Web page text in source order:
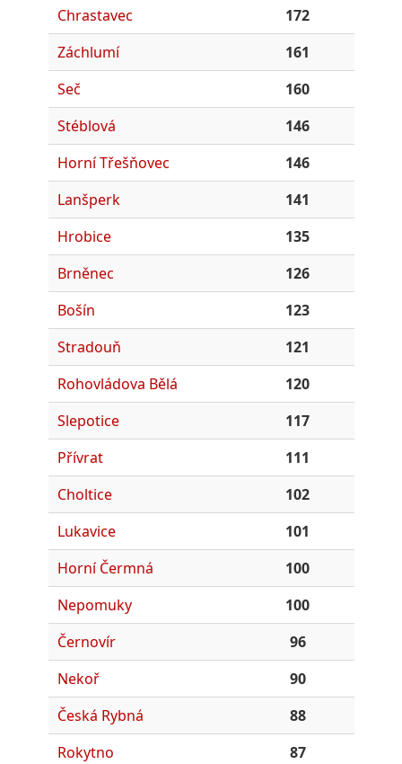
Chrastavec
172
Záchlumí
161
Seč
160
Stéblová
146
Horní Třešňovec
146
Lanšperk
141
Hrobice
135
Brněnec
126
Bošín
123
Stradouň
121
Rohovládova Bělá
120
Slepotice
117
Přívrat
111
Choltice
102
Lukavice
101
Horní Čermná
100
Nepomuky
100
Černovír
96
Nekoř
90
Česká Rybná
88
Rokytno
87